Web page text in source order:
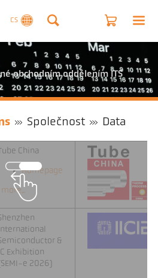
CS
obchodním oddělením ITS
Společnost Data
China
Homepage
more...
International
&
IC Exhibition
(SEMI-e 2026)